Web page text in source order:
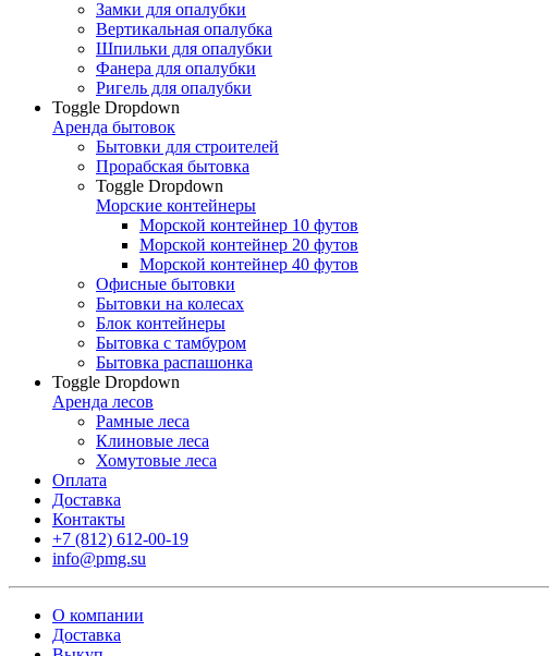
Замки для опалубки
Вертикальная опалубка
Шпильки для опалубки
Фанера для опалубки
Ригель для опалубки
Toggle Dropdown
Аренда бытовок
Бытовки для строителей
Прорабская бытовка
Toggle Dropdown
Морские контейнеры
Морской контейнер 10 футов
Морской контейнер 20 футов
Морской контейнер 40 футов
Офисные бытовки
Бытовки на колесах
Блок контейнеры
Бытовка с тамбуром
Бытовка распашонка
Toggle Dropdown
Аренда лесов
Рамные леса
Клиновые леса
Хомутовые леса
Оплата
Доставка
Контакты
+7 (812) 612-00-19
info@pmg.su
О компании
Доставка